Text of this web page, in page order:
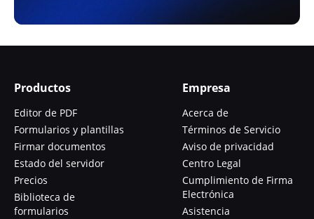
Productos
Editor de PDF
Formularios y plantillas
Firmar documentos
Estado del servidor
Precios
Biblioteca de
formularios
Empresa
Acerca de
Términos de Servicio
Aviso de privacidad
Centro Legal
Cumplimiento de Firma
Electrónica
Asistencia